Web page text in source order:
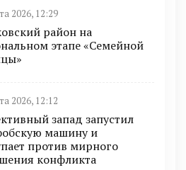
2026, 12:29
район на
этапе «Семейной
2026, 12:12
запад запустил
машину и
против мирного
конфликта